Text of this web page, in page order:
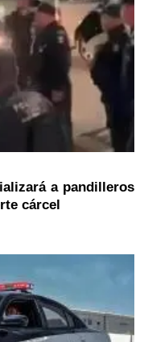
a pandilleros
cárcel